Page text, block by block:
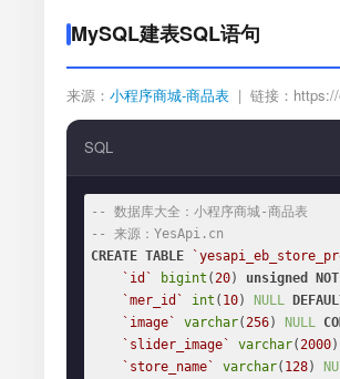
MySQL建表SQL语句
来源： 小程序商城-商品表 | 链接：
SQL
-- 数据库大全：小程序商城-商品表
-- 来源：YesApi.cn
CREATE TABLE
`id`
bigint (20) unsigned NOT
`mer_id`
int ( 10) NULL
`image`
varchar(256) NULL
`slider_image`
varchar(2000)
`store_name`
varchar( 128)